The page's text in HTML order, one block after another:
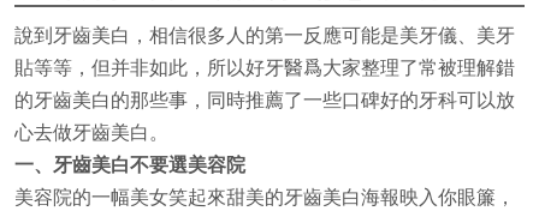
說到牙齒美白，相信很多人的第一反應可能是美牙儀、美牙
貼等等，但并非如此，所以好牙醫爲大家整理了常被理解錯
的牙齒美白的那些事，同時推薦了一些口碑好的牙科可以放
心去做牙齒美白。
一、牙齒美白不要選美容院
美容院的一幅美女笑起來甜美的牙齒美白海報映入你眼簾，